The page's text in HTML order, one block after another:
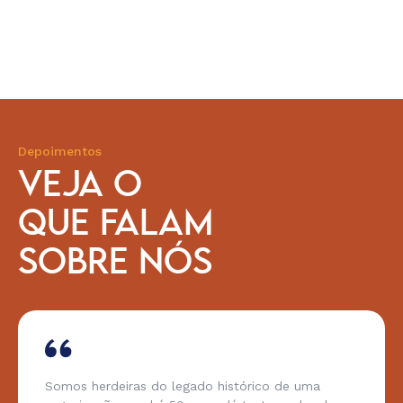
Depoimentos
VEJA O
QUE FALAM
SOBRE NÓS
Somos herdeiras do legado histórico de uma